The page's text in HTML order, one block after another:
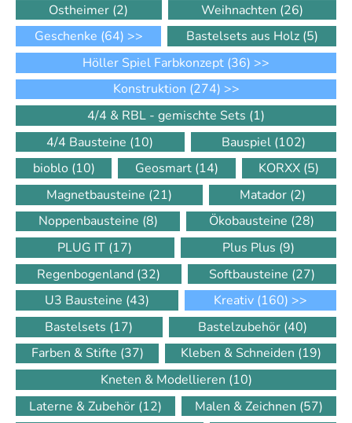
Ostheimer (2) Weihnachten (26)
Geschenke (64) >> Bastelsets aus Holz (5)
Höller Spiel Farbkonzept (36) >>
Konstruktion (274) >>
4/4 & RBL - gemischte Sets (1)
4/4 Bausteine (10) Bauspiel (102)
bioblo (10) Geosmart (14) KORXX (5)
Magnetbausteine (21) Matador (2)
Noppenbausteine (8) Ökobausteine (28)
PLUG IT (17) Plus Plus (9)
Regenbogenland (32) Softbausteine (27)
U3 Bausteine (43) Kreativ (160) >>
Bastelsets (17) Bastelzubehör (40)
Farben & Stifte (37) Kleben & Schneiden (19)
Kneten & Modellieren (10)
Laterne & Zubehör (12) Malen & Zeichnen (57)